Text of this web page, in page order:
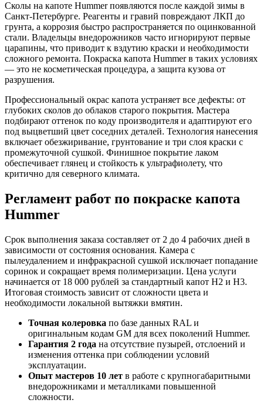
Сколы на капоте Hummer появляются после каждой зимы в
Санкт-Петербурге. Реагенты и гравий повреждают ЛКП до
грунта, а коррозия быстро распространяется по оцинкованной
стали. Владельцы внедорожников часто игнорируют первые
царапины, что приводит к вздутию краски и необходимости
сложного ремонта. Покраска капота Hummer в таких условиях
— это не косметическая процедура, а защита кузова от
разрушения.
Профессиональный окрас капота устраняет все дефекты: от
глубоких сколов до облаков старого покрытия. Мастера
подбирают оттенок по коду производителя и адаптируют его
под выцветший цвет соседних деталей. Технология нанесения
включает обезжиривание, грунтование и три слоя краски с
промежуточной сушкой. Финишное покрытие лаком
обеспечивает глянец и стойкость к ультрафиолету, что
критично для северного климата.
Регламент работ по покраске капота
Hummer
Срок выполнения заказа составляет от 2 до 4 рабочих дней в
зависимости от состояния основания. Камера с
пылеудалением и инфракрасной сушкой исключает попадание
соринок и сокращает время полимеризации. Цена услуги
начинается от 18 000 рублей за стандартный капот H2 и H3.
Итоговая стоимость зависит от сложности цвета и
необходимости локальной вытяжки вмятин.
Точная колеровка по базе данных RAL и
оригинальным кодам GM для всех поколений Hummer.
Гарантия 2 года на отсутствие пузырей, отслоений и
изменения оттенка при соблюдении условий
эксплуатации.
Опыт мастеров 10 лет в работе с крупногабаритными
внедорожниками и металликами повышенной
сложности.